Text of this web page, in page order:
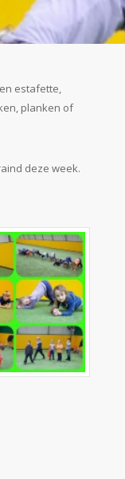
estafette,
planken of
deze week.